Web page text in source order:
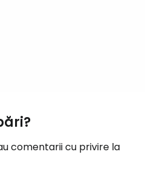
comentarii cu privire la